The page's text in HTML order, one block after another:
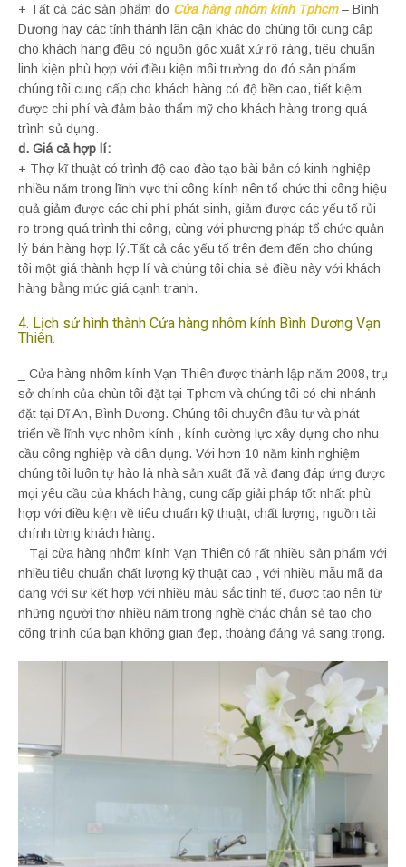
+ Tất cả các sản phẩm do Cửa hàng nhôm kính Tphcm– Bình
Dương hay các tỉnh thành lân cận khác do chúng tôi cung cấp
cho khách hàng đều có nguồn gốc xuất xứ rõ ràng, tiêu chuẩn
linh kiện phù hợp với điều kiện môi trường do đó sản phẩm
chúng tôi cung cấp cho khách hàng có độ bền cao, tiết kiệm
được chi phí và đảm bảo thẩm mỹ cho khách hàng trong quá
trình sủ dụng.
d. Giá cả hợp lí:
+ Thợ kĩ thuật có trình độ cao đào tạo bài bản có kinh nghiệp
nhiều năm trong lĩnh vực thi công kính nên tổ chức thi công hiệu
quả giảm được các chi phí phát sinh, giảm được các yếu tố rủi
ro trong quá trình thi công, cùng với phương pháp tổ chức quản
lý bán hàng hợp lý.Tất cả các yếu tố trên đem đến cho chúng
tôi một giá thành hợp lí và chúng tôi chia sẻ điều này với khách
hàng bằng mức giá cạnh tranh.
4. Lịch sử hình thành Cửa hàng nhôm kính Bình Dương Vạn
Thiên.
_ Cửa hàng nhôm kính Vạn Thiên được thành lập năm 2008, trụ
sở chính của chùn tôi đặt tại Tphcm và chúng tôi có chi nhánh
đặt tại Dĩ An, Bình Dương. Chúng tôi chuyên đầu tư và phát
triển về lĩnh vực nhôm kính , kính cường lực xây dựng cho nhu
cầu công nghiệp và dân dụng. Với hơn 10 năm kinh nghiệm
chúng tôi luôn tự hào là nhà sản xuất đã và đang đáp ứng được
mọi yêu cầu của khách hàng, cung cấp giải pháp tốt nhất phù
hợp với điều kiện về tiêu chuẩn kỹ thuật, chất lượng, nguồn tài
chính từng khách hàng.
_ Tại cửa hàng nhôm kính Vạn Thiên có rất nhiều sản phẩm với
nhiều tiêu chuẩn chất lượng kỹ thuật cao , với nhiều mẫu mã đa
dạng với sự kết hợp với nhiều màu sắc tinh tế, được tạo nên từ
những người thợ nhiều năm trong nghề chắc chắn sẻ tạo cho
công trình của bạn không gian đẹp, thoáng đảng và sang trọng.